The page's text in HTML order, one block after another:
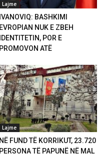
Lajme
IVANOVIQ: BASHKIMI
EVROPIAN NUK E ZBEH
IDENTITETIN, POR E
PROMOVON ATË
Lajme
NË FUND TË KORRIKUT, 23.720
PERSONA TË PAPUNË NË MAL